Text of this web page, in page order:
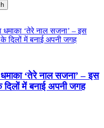
‘तेरे नाल सजना’ – इस
के दिलों में बनाई अपनी जगह
‘तेरे नाल सजना’ – इस
दिलों में बनाई अपनी जगह